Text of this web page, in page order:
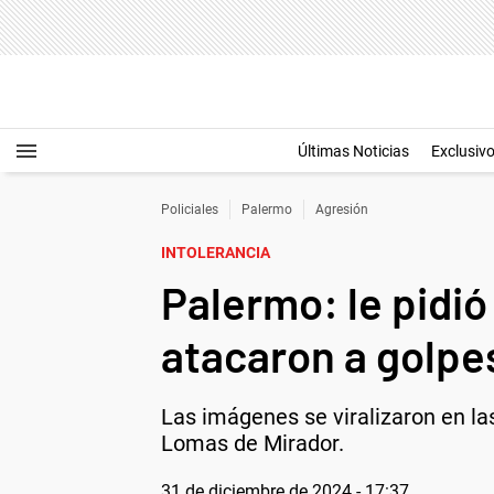
Últimas Noticias
Policiales Palermo Agresión
INTOLERANCIA
Palermo: le
atacaron a
Las imágenes se viralizaron en
Lomas de Mirador.